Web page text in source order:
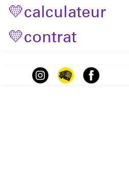
💛calculateur
💛contrat